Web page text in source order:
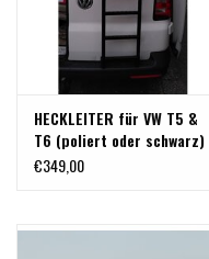
HECKLEITER für VW T5 &
T6 (poliert oder schwarz)
für Doppeltüren und H1
€349,00